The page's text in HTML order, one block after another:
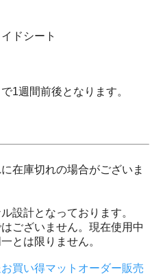
ドシート
1週間前後となります。
在庫切れの場合がございま
設計となっております。
ございません。現在使用中
とは限りません。
買い得マットオーダー販売